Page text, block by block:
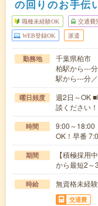
の回りのお手伝
職種未経験OK 交通費
WEB登録OK 派遣
勤務地
千葉県柏市
柏駅から---
駅から---分
曜日頻度
週2日～OK
談ください！
時間
9:00～18:00
OK！早番
期間
【積極採用
から最短2～
時給 無資格未経
交通費